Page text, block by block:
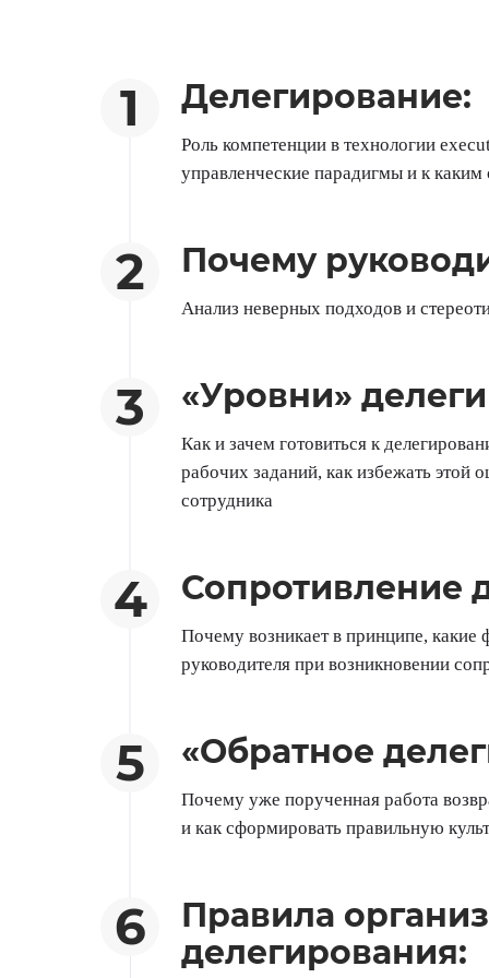
Делегирование:
Роль компетенции в технологии
управленческие парадигмы и к
Почему
Анализ неверных подходов и
«Уровни»
Как и зачем готовиться к
рабочих заданий, как избежать этой
сотрудника
Сопротивление
Почему возникает в принципе,
руководителя при возникновении
«Обратное
Почему уже порученная работа
и как сформировать правильную
Правила
делегирования: